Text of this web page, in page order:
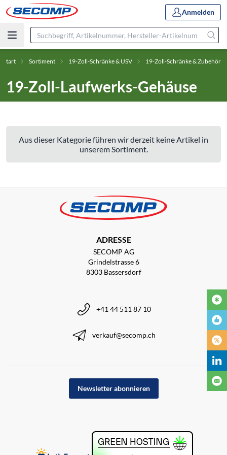
Anmelden
Start Sortiment 19-Zoll-Schränke & USV 19-Zoll-Schränke & Zubehör
19-Zoll-Laufwerks-Gehäuse
Aus dieser Kategorie führen wir derzeit keine Artikel in
unserem Sortiment.
ADRESSE
SECOMP AG
Grindelstrasse 6
8303 Bassersdorf
+41 44 511 87 10
verkauf@secomp.ch
Newsletter abonnieren